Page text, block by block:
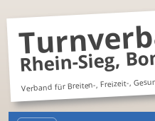
Rhein-Sieg,
Verband für Breiten-, Freizeit-,